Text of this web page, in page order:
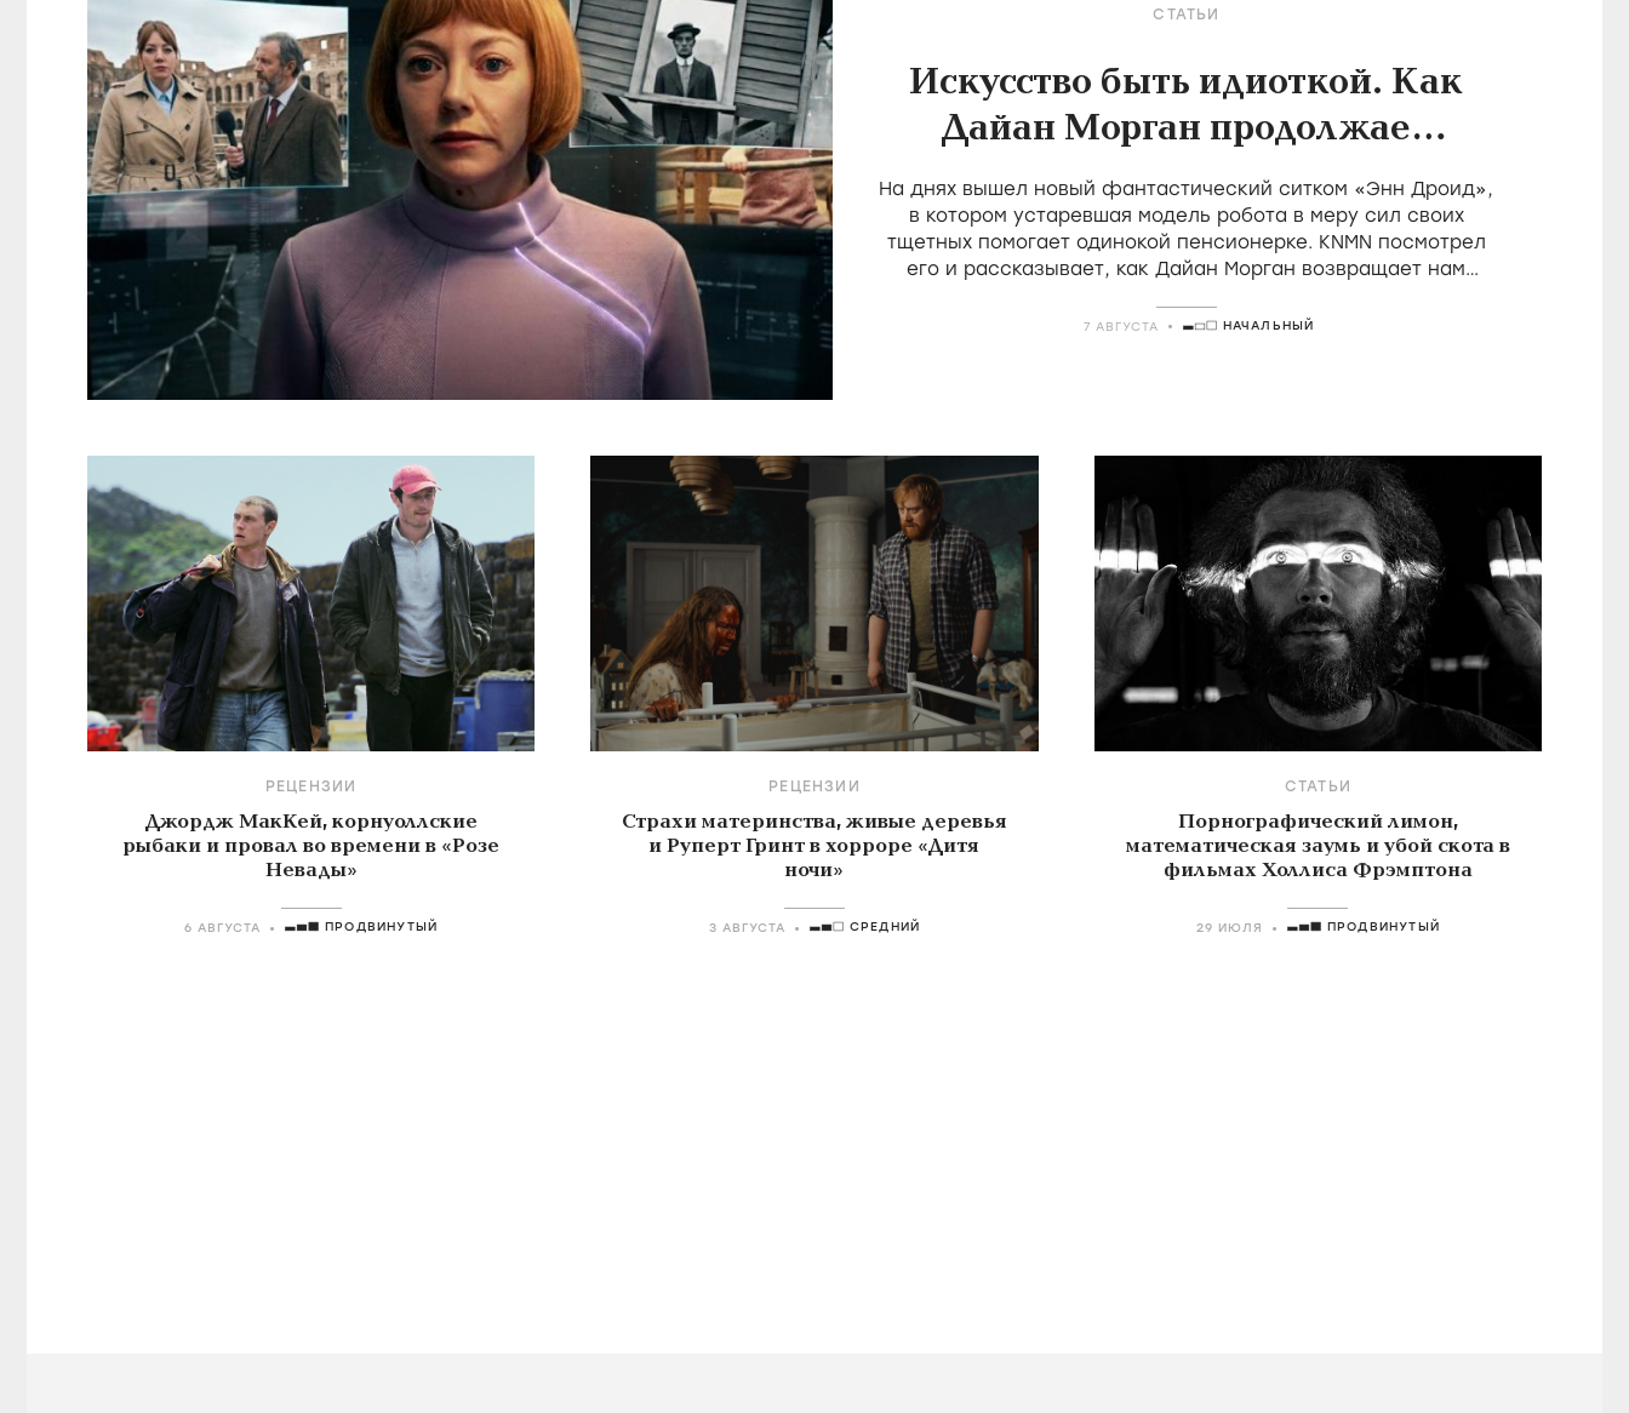
СТАТЬИ
Искусство быть идиоткой. Как
Дайан Морган продолжает
последнюю великую
традицию британской
комедии
На днях вышел новый фантастический ситком «Энн Дроид»,
в котором устаревшая модель робота в меру сил своих
тщетных помогает одинокой пенсионерке. KNMN посмотрел
его и рассказывает, как Дайан Морган возвращает нам
7 АВГУСТА НАЧАЛЬНЫЙ
РЕЦЕНЗИИ
Джордж МакКей, корнуоллские
рыбаки и провал во времени в «Розе
Невады»
6 АВГУСТА ПРОДВИНУТЫЙ
РЕЦЕНЗИИ
Страхи материнства, живые деревья
и Руперт Гринт в хорроре «Дитя
ночи»
3 АВГУСТА СРЕДНИЙ
СТАТЬИ
Порнографический лимон,
математическая заумь и убой скота в
фильмах Холлиса Фрэмптона
29 ИЮЛЯ ПРОДВИНУТЫЙ